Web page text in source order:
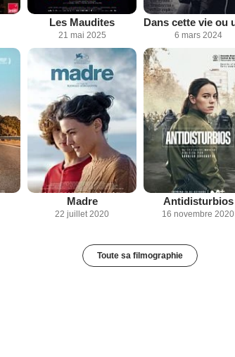
Les Maudites
21 mai 2025 6 mars 2024
Madre
22 juillet 2020
Antidisturbios
16 novembre 2020
Toute sa filmographie